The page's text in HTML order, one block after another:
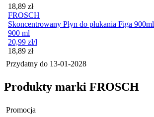
Cena
18,89 zł
FROSCH
Skoncentrowany Płyn do płukania Figa 900ml
900 ml
20,99 zł/l
Cena
18,89 zł
Przydatny do 13-01-2028
Produkty marki FROSCH
Promocja